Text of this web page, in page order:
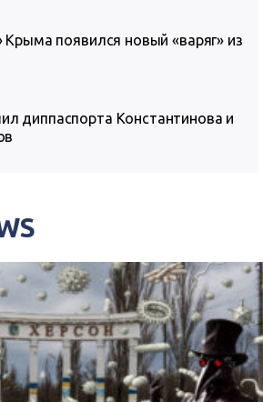
Крыма появился новый «варяг» из
диппаспорта Константинова и